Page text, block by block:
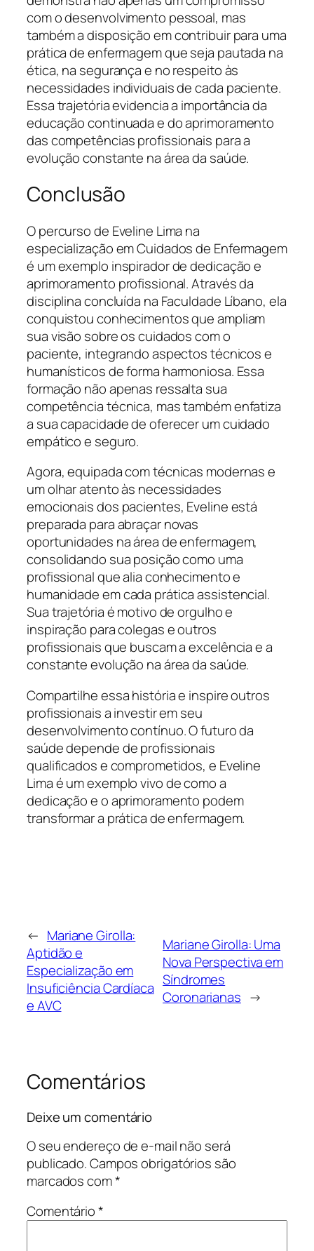
com o desenvolvimento pessoal, mas
também a disposição em contribuir para uma
prática de enfermagem que seja pautada na
ética, na segurança e no respeito às
necessidades individuais de cada paciente.
Essa trajetória evidencia a importância da
educação continuada e do aprimoramento
das competências profissionais para a
evolução constante na área da saúde.
Conclusão
O percurso de Eveline Lima na
especialização em Cuidados de Enfermagem
é um exemplo inspirador de dedicação e
aprimoramento profissional. Através da
disciplina concluída na Faculdade Líbano, ela
conquistou conhecimentos que ampliam
sua visão sobre os cuidados com o
paciente, integrando aspectos técnicos e
humanísticos de forma harmoniosa. Essa
formação não apenas ressalta sua
competência técnica, mas também enfatiza
a sua capacidade de oferecer um cuidado
empático e seguro.
Agora, equipada com técnicas modernas e
um olhar atento às necessidades
emocionais dos pacientes, Eveline está
preparada para abraçar novas
oportunidades na área de enfermagem,
consolidando sua posição como uma
profissional que alia conhecimento e
humanidade em cada prática assistencial.
Sua trajetória é motivo de orgulho e
inspiração para colegas e outros
profissionais que buscam a excelência e a
constante evolução na área da saúde.
Compartilhe essa história e inspire outros
profissionais a investir em seu
desenvolvimento contínuo. O futuro da
saúde depende de profissionais
qualificados e comprometidos, e Eveline
Lima é um exemplo vivo de como a
dedicação e o aprimoramento podem
transformar a prática de enfermagem.
← Mariane Girolla:
Aptidão e
Especialização em
Insuficiência Cardíaca
e AVC
Mariane Girolla: Uma
Nova Perspectiva em
Síndromes
Coronarianas →
Comentários
Deixe um comentário
O seu endereço de e-mail não será
publicado.Campos obrigatórios são
marcados com*
Comentário*